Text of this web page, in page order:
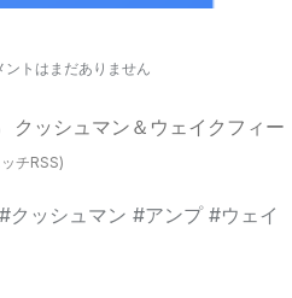
ントはまだありません
クッシュマン＆ウェイクフィー
チRSS)
ッシュマン #アンプ #ウェイ